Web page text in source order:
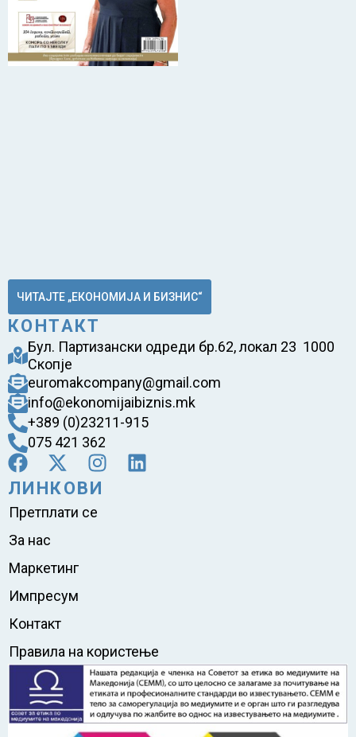
ЧИТАЈТЕ „ЕКОНОМИЈА И БИЗНИС“
КОНТАКТ
Бул. Партизански одреди бр.62, локал 23 1000
Скопје
euromakcompany@gmail.com
info@ekonomijaibiznis.mk
+389 (0)23211-915
075 421 362
ЛИНКОВИ
Претплати се
За нас
Маркетинг
Импресум
Контакт
Правила на користење